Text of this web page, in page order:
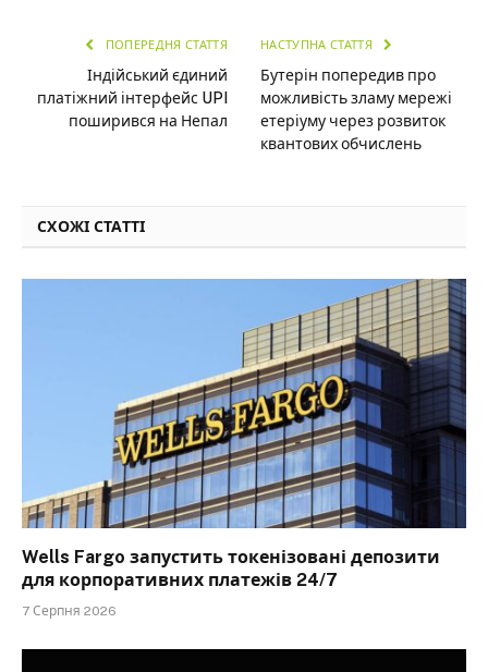
ПОПЕРЕДНЯ СТАТТЯ
Індійський єдиний
платіжний інтерфейс UPI
поширився на Непал
НАСТУПНА СТАТТЯ
Бутерін попередив про
можливість зламу мережі
етеріуму через розвиток
квантових обчислень
СХОЖІ СТАТТІ
Wells Fargo запустить токенізовані депозити
для корпоративних платежів 24/7
7 Серпня 2026